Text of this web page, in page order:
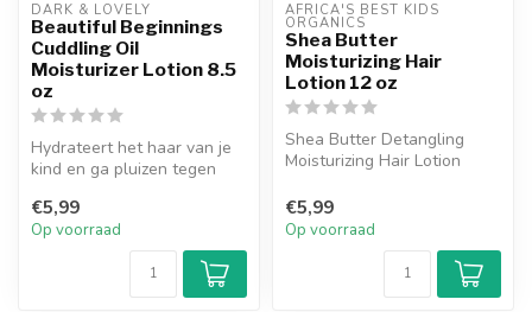
DARK & LOVELY
Beautiful Beginnings
Cuddling Oil
Moisturizer Lotion 8.5
oz
Hydrateert het haar van je
kind en ga pluizen tegen
Beautifu...
€5,99
Op voorraad
AFRICA'S BEST KIDS
ORGANICS
Shea Butter
Moisturizing Hair
Lotion 12 oz
Shea Butter Detangling
Moisturizing Hair Lotion
haar.
€5,99
Op voorraad